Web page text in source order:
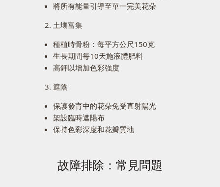
將所有能量引導至單一完美花朵
土壤富集
種植時骨粉：每平方公尺150克
生長期間每10天施液體肥料
高鉀以增加色彩強度
遮陰
保護發育中的花朵免受直射陽光
架設臨時遮陽布
保持色彩深度和花瓣質地
故障排除：常見問題